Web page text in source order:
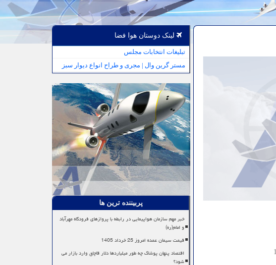
لینک دوستان هوا فضا
تبلیغات انتخابات مجلس
مستر گرین وال | مجری و طراح انواع دیوار سبز
پربیننده ترین ها
خبر مهم سازمان هواپیمایی در رابطه با پروازهای فرودگاه مهرآباد
و امام(ره)
قیمت سیمان عمده امروز 25 خرداد 1405
اقتصاد پنهان پوشاک چه طور میلیاردها دلار قاچاق وارد بازار می
شود؟